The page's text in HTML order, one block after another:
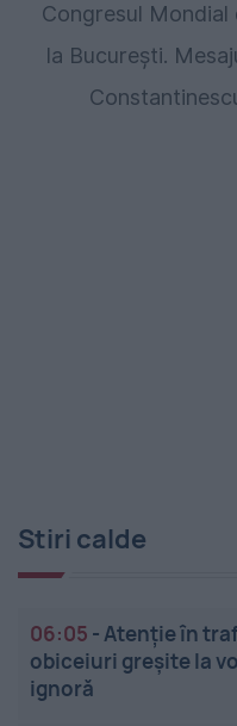
Congresul Mondial
la București.
Stiri calde
06:05 -Atenție în
obiceiuri greșite la
ignoră